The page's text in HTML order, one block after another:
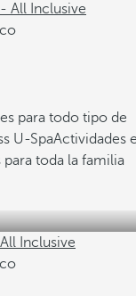
All Inclusive
para todo tipo de
U-SpaActividades e
toda la familia
Inclusive